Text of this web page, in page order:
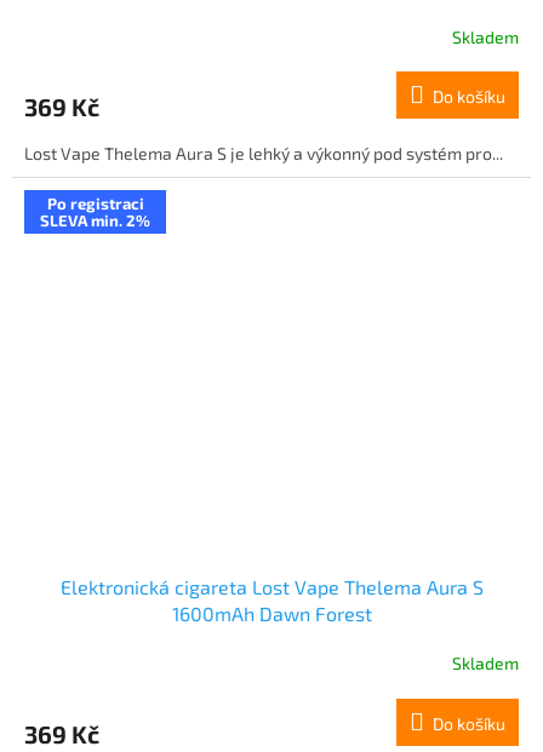
Skladem
369 Kč Do košíku
Lost Vape Thelema Aura S je lehký a výkonný pod systém pro...
Po registraci
SLEVA min. 2%
Elektronická cigareta Lost Vape Thelema Aura S
1600mAh Dawn Forest
Skladem
369 Kč Do košíku